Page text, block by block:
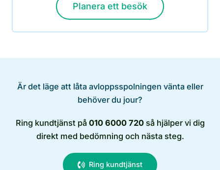
Planera ett besök
Är det läge att låta avloppsspolningen vänta eller
behöver du jour?
Ring kundtjänst på 010 6000 720så hjälper vi dig
direkt med bedömning och nästa steg.
Ring kundtjänst